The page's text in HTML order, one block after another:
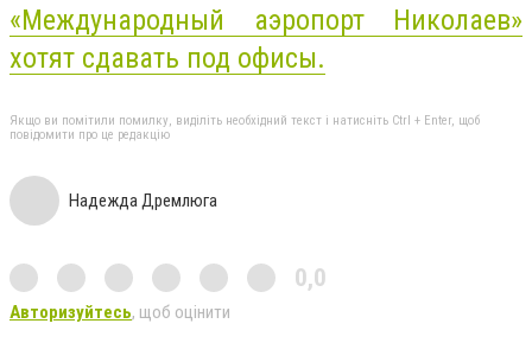
«Международный аэропорт Николаев»
хотят сдавать под офисы.
Якщо ви помітили помилку, виділіть необхідний текст і натисніть Ctrl + Enter, щоб
повідомити про це редакцію
Надежда Дремлюга
0,0
Авторизуйтесь, щоб оцінити